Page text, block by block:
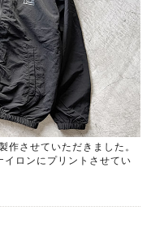
作させていただきました。
イロンにプリントさせてい